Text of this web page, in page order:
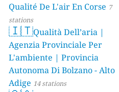
Qualité De L'air En Corse 7
stations
🇮🇹Qualità Dell’aria |
Agenzia Provinciale Per
L'ambiente | Provincia
Autonoma Di Bolzano - Alto
Adige 14 stations